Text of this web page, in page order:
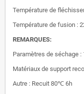
Température de
Température de fusion :
REMARQUES:
Paramètres de séchage :
Matériaux de support
Autre : Recuit 80℃ 6h